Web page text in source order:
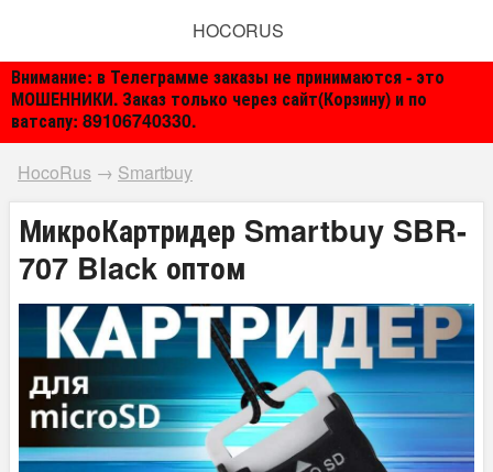
Внимание: в Телеграмме заказы не принимаются - это
МОШЕННИКИ. Заказ только через сайт(Корзину) и по
ватсапу: 89106740330.
HOCORUS
HocoRus → Smartbuy
МикроКартридер Smartbuy SBR-
707 Black оптом